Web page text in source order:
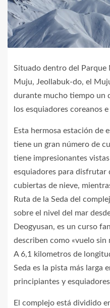
Situado dentro del Parque
Muju, Jeollabuk-do, el
durante mucho tiempo un
los esquiadores coreanos
Esta hermosa estación de
tiene un gran número de
tiene impresionantes
esquiadores para disfrutar
cubiertas de nieve,
Ruta de la Seda del
sobre el nivel del mar
Deogyusan, es un curso
describen como «vuelo sin
A 6,1 kilometros de
Seda es la pista más larga
principiantes y
El complejo está dividido